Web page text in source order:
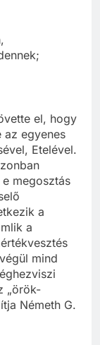
el, hogy
az egyenes
Etelével.
megosztás
a
a
mind
„örök-
Németh G.